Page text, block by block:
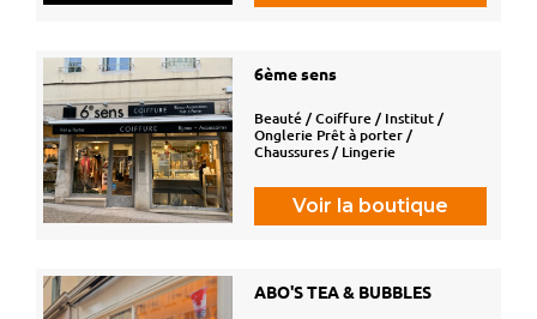
6ème sens
Beauté / Coiffure / Institut /
Onglerie Prêt à porter /
Chaussures / Lingerie
Voir la boutique
ABO'S TEA & BUBBLES